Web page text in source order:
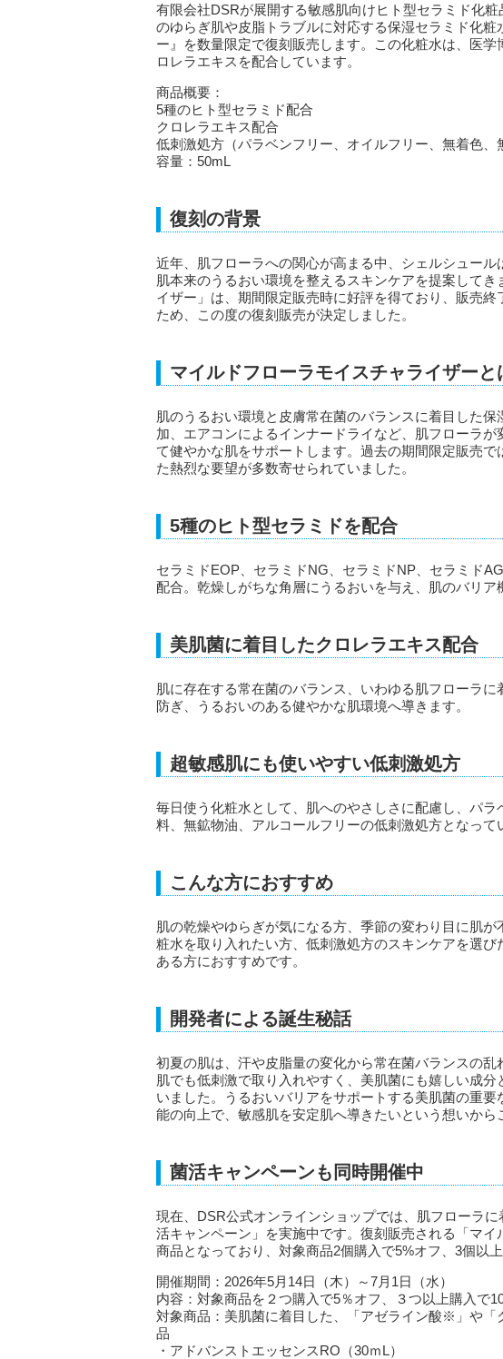
有限会社DSRが展開する敏感肌向けヒト型セラミド化
のゆらぎ肌や皮脂トラブルに対応する保湿セラミド化
ー』を数量限定で復刻販売します。この化粧水は、医
ロレラエキスを配合しています。
商品概要：
5種のヒト型セラミド配合
クロレラエキス配合
低刺激処方（パラベンフリー、オイルフリー、無着色、
容量：50mL
復刻の背景
近年、肌フローラへの関心が高まる中、シェルシュー
肌本来のうるおい環境を整えるスキンケアを提案して
イザー」は、期間限定販売時に好評を得ており、販売
ため、この度の復刻販売が決定しました。
マイルドフローラモイスチャライザーと
肌のうるおい環境と皮膚常在菌のバランスに着目した
加、エアコンによるインナードライなど、肌フローラ
て健やかな肌をサポートします。過去の期間限定販売
た熱烈な要望が多数寄せられていました。
5種のヒト型セラミドを配合
セラミドEOP、セラミドNG、セラミドNP、セラミド
配合。乾燥しがちな角層にうるおいを与え、肌のバリア
美肌菌に着目したクロレラエキス配合
肌に存在する常在菌のバランス、いわゆる肌フローラ
防ぎ、うるおいのある健やかな肌環境へ導きます。
超敏感肌にも使いやすい低刺激処方
毎日使う化粧水として、肌へのやさしさに配慮し、パ
料、無鉱物油、アルコールフリーの低刺激処方となって
こんな方におすすめ
肌の乾燥やゆらぎが気になる方、季節の変わり目に肌
粧水を取り入れたい方、低刺激処方のスキンケアを選
ある方におすすめです。
開発者による誕生秘話
初夏の肌は、汗や皮脂量の変化から常在菌バランスの
肌でも低刺激で取り入れやすく、美肌菌にも嬉しい成
いました。うるおいバリアをサポートする美肌菌の重
能の向上で、敏感肌を安定肌へ導きたいという想いから
菌活キャンペーンも同時開催中
現在、DSR公式オンラインショップでは、肌フローラ
活キャンペーン」を実施中です。復刻販売される「マ
商品となっており、対象商品2個購入で5%オフ、3個以
開催期間：2026年5月14日（木）～7月1日（水）
内容：対象商品を２つ購入で5％オフ、３つ以上購入で
対象商品：美肌菌に着目した、「アゼライン酸※」や
品
・アドバンストエッセンスRO（30ｍL）